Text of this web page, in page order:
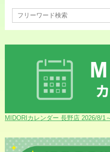
MIDORIカレンダー 長野店 2026/8/1